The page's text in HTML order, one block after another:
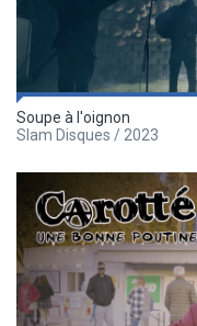
Soupe à l'oignon
Slam Disques / 2023